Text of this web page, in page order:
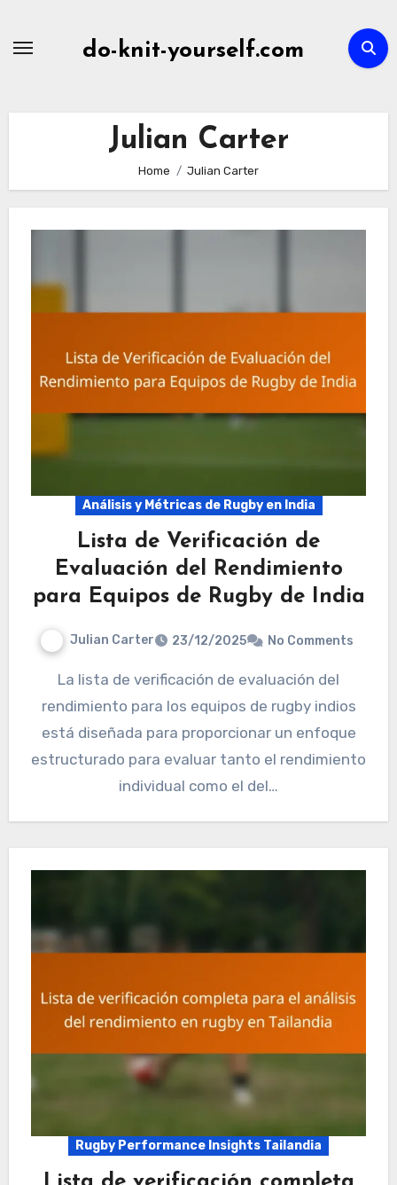
do-knit-yourself.com
Julian Carter
Home Julian Carter
Análisis y Métricas de Rugby en India
Lista de Verificación de
Evaluación del Rendimiento
para Equipos de Rugby de India
Julian Carter 23/12/2025 No Comments
La lista de verificación de evaluación del
rendimiento para los equipos de rugby indios
está diseñada para proporcionar un enfoque
estructurado para evaluar tanto el rendimiento
individual como el del…
Rugby Performance Insights Tailandia